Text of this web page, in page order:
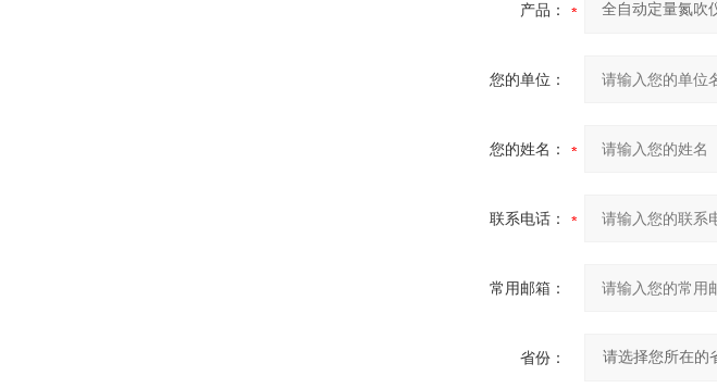
产品：
您的单位：
您的姓名：
联系电话：
常用邮箱：
省份：